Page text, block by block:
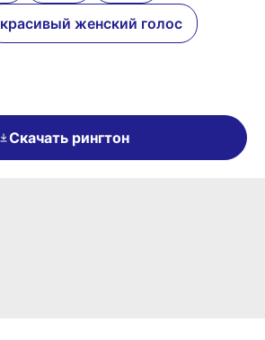
красивый женский голос
Скачать рингтон